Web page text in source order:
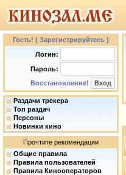
Гость! ( Зарегистрируйтесь )
Логин:
Пароль:
Восстановление!
Раздачи трекера
Топ раздач
Персоны
Новинки кино
Прочтите рекомендации
Общие правила
Правила пользователей
Правила Кинооператоров